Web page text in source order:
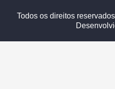
Todos os direitos